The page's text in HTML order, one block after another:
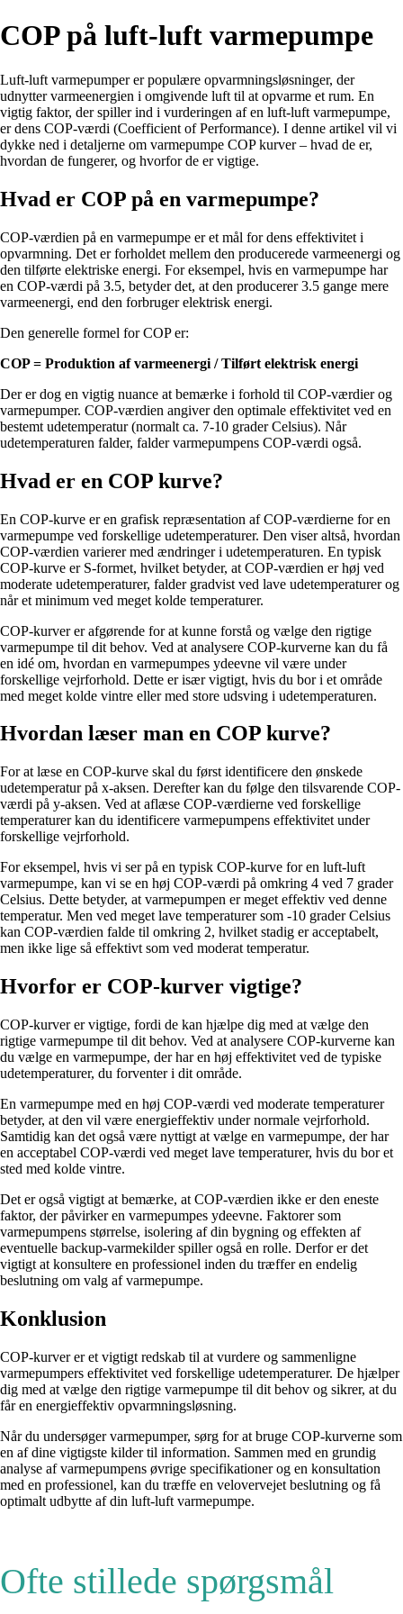
COP på luft-luft varmepumpe
Luft-luft varmepumper er populære opvarmningsløsninger, der
udnytter varmeenergien i omgivende luft til at opvarme et rum. En
vigtig faktor, der spiller ind i vurderingen af en luft-luft varmepumpe,
er dens COP-værdi (Coefficient of Performance). I denne artikel vil vi
dykke ned i detaljerne om varmepumpe COP kurver – hvad de er,
hvordan de fungerer, og hvorfor de er vigtige.
Hvad er COP på en varmepumpe?
COP-værdien på en varmepumpe er et mål for dens effektivitet i
opvarmning. Det er forholdet mellem den producerede varmeenergi og
den tilførte elektriske energi. For eksempel, hvis en varmepumpe har
en COP-værdi på 3.5, betyder det, at den producerer 3.5 gange mere
varmeenergi, end den forbruger elektrisk energi.
Den generelle formel for COP er:
COP = Produktion af varmeenergi / Tilført elektrisk energi
Der er dog en vigtig nuance at bemærke i forhold til COP-værdier og
varmepumper. COP-værdien angiver den optimale effektivitet ved en
bestemt udetemperatur (normalt ca. 7-10 grader Celsius). Når
udetemperaturen falder, falder varmepumpens COP-værdi også.
Hvad er en COP kurve?
En COP-kurve er en grafisk repræsentation af COP-værdierne for en
varmepumpe ved forskellige udetemperaturer. Den viser altså, hvordan
COP-værdien varierer med ændringer i udetemperaturen. En typisk
COP-kurve er S-formet, hvilket betyder, at COP-værdien er høj ved
moderate udetemperaturer, falder gradvist ved lave udetemperaturer og
når et minimum ved meget kolde temperaturer.
COP-kurver er afgørende for at kunne forstå og vælge den rigtige
varmepumpe til dit behov. Ved at analysere COP-kurverne kan du få
en idé om, hvordan en varmepumpes ydeevne vil være under
forskellige vejrforhold. Dette er især vigtigt, hvis du bor i et område
med meget kolde vintre eller med store udsving i udetemperaturen.
Hvordan læser man en COP kurve?
For at læse en COP-kurve skal du først identificere den ønskede
udetemperatur på x-aksen. Derefter kan du følge den tilsvarende COP-
værdi på y-aksen. Ved at aflæse COP-værdierne ved forskellige
temperaturer kan du identificere varmepumpens effektivitet under
forskellige vejrforhold.
For eksempel, hvis vi ser på en typisk COP-kurve for en luft-luft
varmepumpe, kan vi se en høj COP-værdi på omkring 4 ved 7 grader
Celsius. Dette betyder, at varmepumpen er meget effektiv ved denne
temperatur. Men ved meget lave temperaturer som -10 grader Celsius
kan COP-værdien falde til omkring 2, hvilket stadig er acceptabelt,
men ikke lige så effektivt som ved moderat temperatur.
Hvorfor er COP-kurver vigtige?
COP-kurver er vigtige, fordi de kan hjælpe dig med at vælge den
rigtige varmepumpe til dit behov. Ved at analysere COP-kurverne kan
du vælge en varmepumpe, der har en høj effektivitet ved de typiske
udetemperaturer, du forventer i dit område.
En varmepumpe med en høj COP-værdi ved moderate temperaturer
betyder, at den vil være energieffektiv under normale vejrforhold.
Samtidig kan det også være nyttigt at vælge en varmepumpe, der har
en acceptabel COP-værdi ved meget lave temperaturer, hvis du bor et
sted med kolde vintre.
Det er også vigtigt at bemærke, at COP-værdien ikke er den eneste
faktor, der påvirker en varmepumpes ydeevne. Faktorer som
varmepumpens størrelse, isolering af din bygning og effekten af
eventuelle backup-varmekilder spiller også en rolle. Derfor er det
vigtigt at konsultere en professionel inden du træffer en endelig
beslutning om valg af varmepumpe.
Konklusion
COP-kurver er et vigtigt redskab til at vurdere og sammenligne
varmepumpers effektivitet ved forskellige udetemperaturer. De hjælper
dig med at vælge den rigtige varmepumpe til dit behov og sikrer, at du
får en energieffektiv opvarmningsløsning.
Når du undersøger varmepumper, sørg for at bruge COP-kurverne som
en af dine vigtigste kilder til information. Sammen med en grundig
analyse af varmepumpens øvrige specifikationer og en konsultation
med en professionel, kan du træffe en velovervejet beslutning og få
optimalt udbytte af din luft-luft varmepumpe.
Ofte stillede spørgsmål